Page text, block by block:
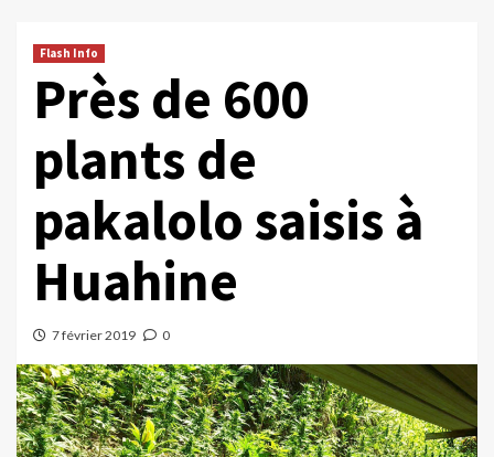
Flash Info
Près de 600
plants de
pakalolo saisis à
Huahine
7 février 2019 0